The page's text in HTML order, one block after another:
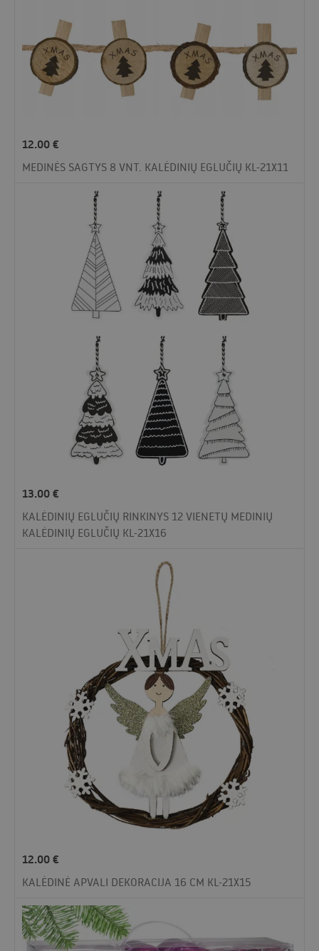
12.00€
MEDINĖS SAGTYS 8 VNT. KALĖDINIŲ EGLUČIŲ KL-21X11
13.00€
KALĖDINIŲ EGLUČIŲ RINKINYS 12 VIENETŲ MEDINIŲ
KALĖDINIŲ EGLUČIŲ KL-21X16
12.00€
KALĖDINĖ APVALI DEKORACIJA 16 CM KL-21X15